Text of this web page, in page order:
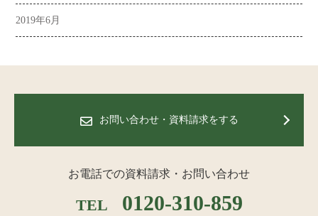
2019年6月
お問い合わせ・資料請求をする
お電話での資料請求・お問い合わせ
TEL 0120-310-859